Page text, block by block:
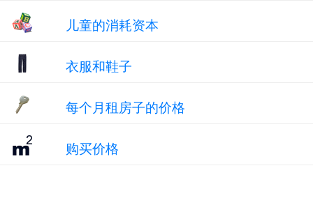
儿童的消耗资本
衣服和鞋子
每个月租房子的价格
购买价格